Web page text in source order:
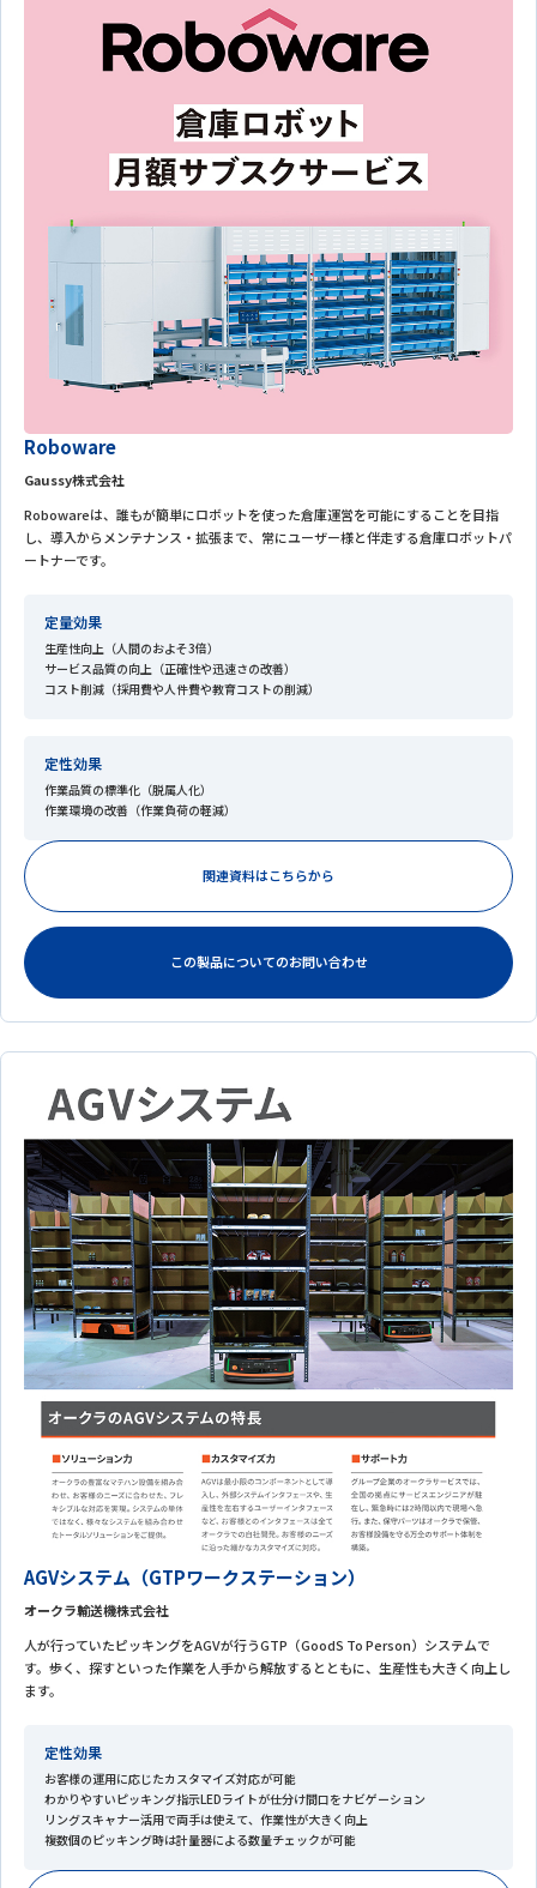
Roboware
Gaussy株式会社
Robowareは、誰もが簡単にロボットを使った倉庫運営を可能にすることを目指
し、導入からメンテナンス・拡張まで、常にユーザー様と伴走する倉庫ロボットパ
ートナーです。
定量効果
生産性向上（人間のおよそ3倍）
サービス品質の向上（正確性や迅速さの改善）
コスト削減（採用費や人件費や教育コストの削減）
定性効果
作業品質の標準化（脱属人化）
作業環境の改善（作業負荷の軽減）
関連資料はこちらから
この製品についてのお問い合わせ
AGVシステム（GTPワークステーション）
オークラ輸送機株式会社
人が行っていたピッキングをAGVが行うGTP（GoodS To Person）システムで
す。歩く、探すといった作業を人手から解放するとともに、生産性も大きく向上し
ます。
定性効果
お客様の運用に応じたカスタマイズ対応が可能
わかりやすいピッキング指示LEDライトが仕分け間口をナビゲーション
リングスキャナー活用で両手は使えて、作業性が大きく向上
複数個のピッキング時は計量器による数量チェックが可能